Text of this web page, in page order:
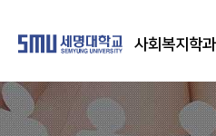
사회복지학과